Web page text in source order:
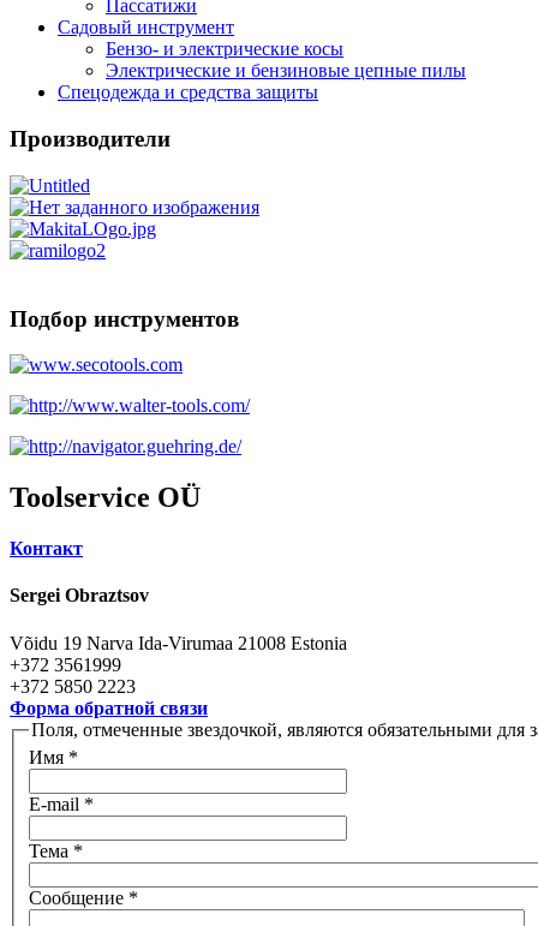
Пассатижи
Садовый инструмент
Бензо- и электрические косы
Электрические и бензиновые цепные пилы
Спецодежда и средства защиты
Производители
Подбор инструментов
Toolservice OÜ
Контакт
Sergei Obraztsov
Võidu 19 Narva Ida-Virumaa 21008 Estonia
+372 3561999
+372 5850 2223
Форма обратной связи
Поля, отмеченные звездочкой, являются обязательными для
Имя *
E-mail *
Тема *
Сообщение *